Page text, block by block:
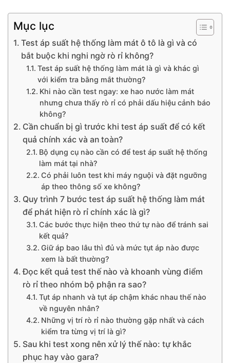
Mục lục
Test áp suất hệ thống làm mát ô tô là gì và có
bắt buộc khi nghi ngờ rò rỉ không?
Test áp suất hệ thống làm mát là gì và khác gì
với kiểm tra bằng mắt thường?
Khi nào cần test ngay: xe hao nước làm mát
nhưng chưa thấy rò rỉ có phải dấu hiệu cảnh báo
không?
Cần chuẩn bị gì trước khi test áp suất để có kết
quả chính xác và an toàn?
Bộ dụng cụ nào cần có để test áp suất hệ thống
làm mát tại nhà?
Có phải luôn test khi máy nguội và đặt ngưỡng
áp theo thông số xe không?
Quy trình 7 bước test áp suất hệ thống làm mát
để phát hiện rò rỉ chính xác là gì?
Các bước thực hiện theo thứ tự nào để tránh sai
kết quả?
Giữ áp bao lâu thì đủ và mức tụt áp nào được
xem là bất thường?
Đọc kết quả test thế nào và khoanh vùng điểm
rò rỉ theo nhóm bộ phận ra sao?
Tụt áp nhanh và tụt áp chậm khác nhau thế nào
về nguyên nhân?
Những vị trí rò rỉ nào thường gặp nhất và cách
kiểm tra từng vị trí là gì?
Sau khi test xong nên xử lý thế nào: tự khắc
phục hay vào gara?